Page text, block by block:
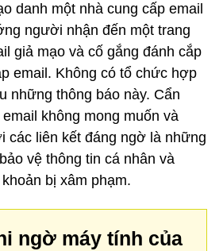
danh một nhà cung cấp email
người nhận đến một trang
giả mạo và cố gắng đánh cắp
email. Không có tổ chức hợp
những thông báo này. Cẩn
không mong muốn và
các liên kết đáng ngờ là những
vệ thông tin cá nhân và
bị xâm phạm.
ngờ máy tính của